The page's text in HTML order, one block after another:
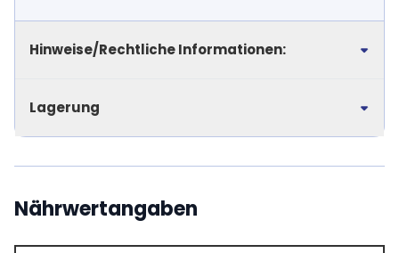
Hinweise/Rechtliche Informationen:
Lagerung
Nährwertangaben